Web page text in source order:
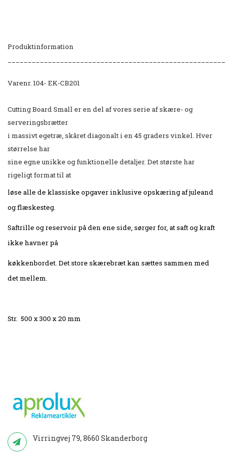
Produktinformation
Varenr. 104- EK-CB201
Cutting Board Small er en del af vores serie af skære- og
serveringsbrætter
i massivt egetræ, skåret diagonalt i en 45 graders vinkel. Hver
størrelse har
sine egne unikke og funktionelle detaljer. Det største har
rigeligt format til at
løse alle de klassiske opgaver inklusive opskæring af juleand
og flæskesteg.
Saftrille og reservoir på den ene side, sørger for, at saft og kraft
ikke havner på
køkkenbordet. Det store skærebræt kan sættes sammen med
det mellem.
Str. 500 x 300 x 20 mm
Virringvej 79, 8660 Skanderborg